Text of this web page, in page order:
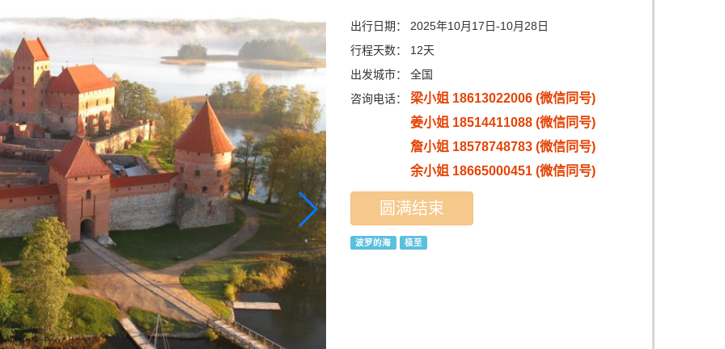
出行日期：
2025年10月17日-10月28日
行程天数：
12天
出发城市：
全国
咨询电话：
梁小姐 18613022006 (微信同号)
姜小姐 18514411088 (微信同号)
詹小姐 18578748783 (微信同号)
余小姐 18665000451 (微信同号)
圆满结束
波罗的海 极至